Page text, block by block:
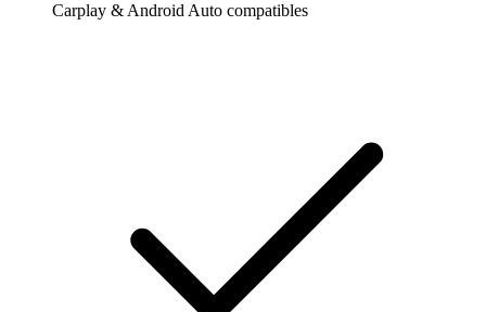
Carplay & Android Auto compatibles